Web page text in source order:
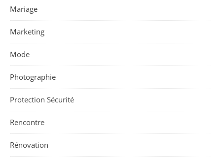
Mariage
Marketing
Mode
Photographie
Protection Sécurité
Rencontre
Rénovation